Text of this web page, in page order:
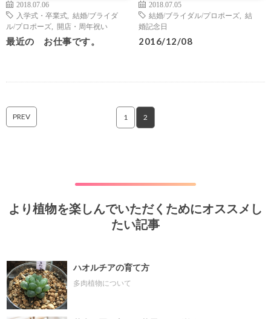
2018.07.06
入学式・卒業式
結婚/ブライダ
ル/プロポーズ
開店・周年祝い
最近の お仕事です。
2018.07.05
結婚/ブライダル/プロポーズ
結
婚記念日
2016/12/08
PREV 1 2
より植物を楽しんでいただくためにオススメし
たい記事
ハオルチアの育て方
多肉植物について